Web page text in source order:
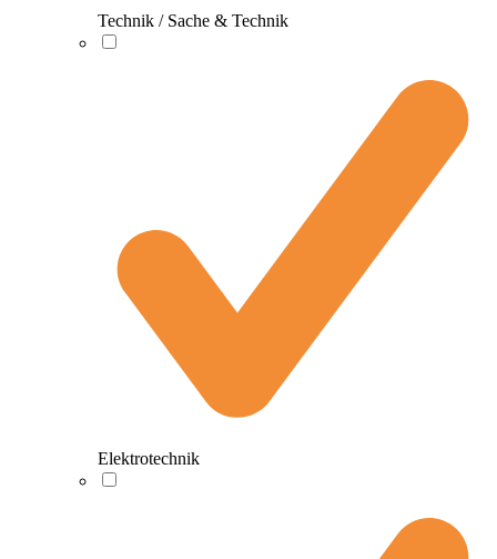
Technik / Sache & Technik
Elektrotechnik